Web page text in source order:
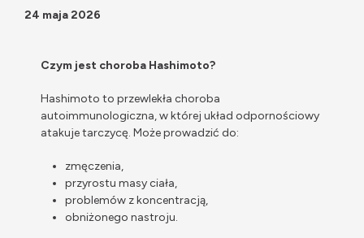
24 maja 2026
Czym jest choroba Hashimoto?
Hashimoto to przewlekła choroba
autoimmunologiczna, w której układ odpornościowy
atakuje tarczycę. Może prowadzić do:
zmęczenia,
przyrostu masy ciała,
problemów z koncentracją,
obniżonego nastroju.